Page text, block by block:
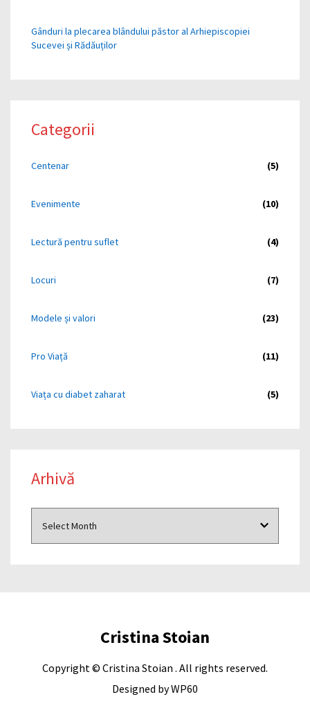
Gânduri la plecarea blândului păstor al Arhiepiscopiei
Sucevei și Rădăuților
Categorii
Centenar (5)
Evenimente (10)
Lectură pentru suflet (4)
Locuri (7)
Modele și valori (23)
Pro Viață (11)
Viața cu diabet zaharat (5)
Arhivă
Cristina Stoian
Copyright © Cristina Stoian . All rights reserved.
Designed byWP60